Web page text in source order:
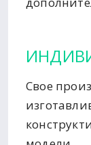
Свое